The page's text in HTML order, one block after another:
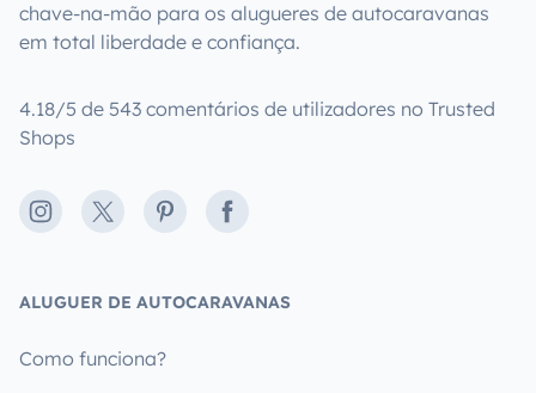
chave-na-mão para os alugueres de autocaravanas
em total liberdade e confiança.
4.18/5 de 543 comentários de utilizadores no Trusted
Shops
Instagram
X PinterestFacebook
ALUGUER DE AUTOCARAVANAS
Como funciona?